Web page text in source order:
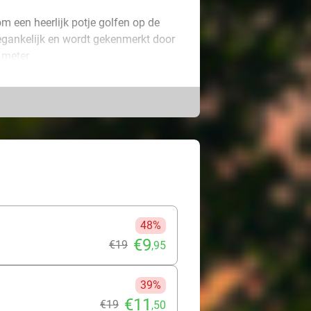
een heerlijk potje golfen op de
en wordt gekenmerkt door
ben je van harte welkom op
instructies zijn gewoon
48%
€19 €9,95
39%
€19 €11 ,50